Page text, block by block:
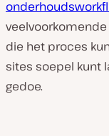
die het proces
sites soepel kunt
gedoe.